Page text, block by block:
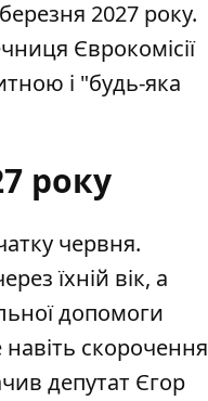
2027 року.
Єврокомісії
і "будь-яка
року
червня.
їхній вік, а
допомоги
скорочення
депутат Єгор